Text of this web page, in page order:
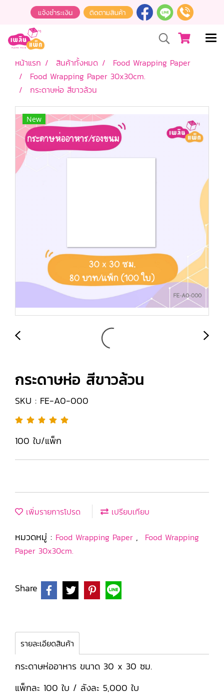
หน้าแรก สินค้าทั้งหมด
Food Wrapping Paper
Food Wrapping Paper 30x30cm.
กระดาษห่อ สีขาวล้วน
New
กระดาษห่อ สีขาวล้วน
SKU : FE-A0-000
100 ใบ/แพ็ก
เพิ่มรายการโปรด เปรียบเทียบ
หมวดหมู่ : Food Wrapping Paper ,
Food Wrapping
Paper 30x30cm.
Share
รายละเอียดสินค้า
กระดาษห่ออาหาร ขนาด 30 x 30 ซม.
แพ็กละ 100 ใบ / ลังละ 5,000 ใบ